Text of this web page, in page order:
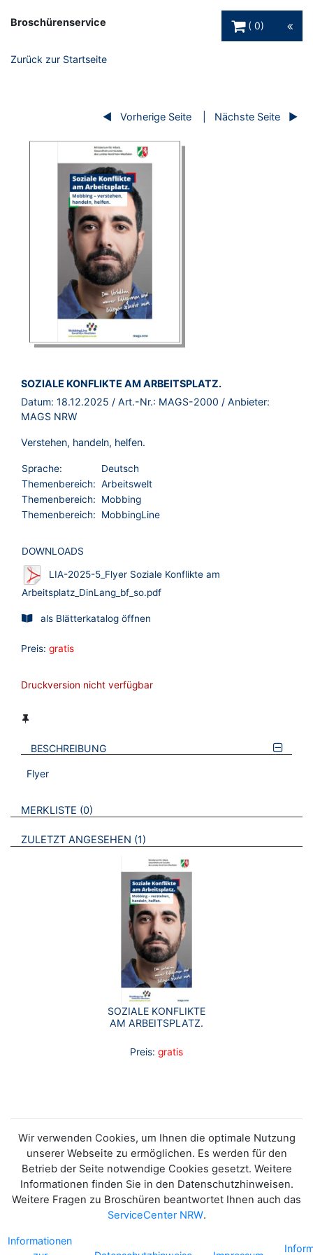
Broschürenservice
0
Zurück zur Startseite
Vorherige Seite Nächste Seite
BROSCHÜRE:
SOZIALE KONFLIKTE AM ARBEITSPLATZ.
Datum: 18.12.2025 / Art.-Nr.: MAGS-2000 / Anbieter:
MAGS NRW
Verstehen, handeln, helfen.
Sprache:
Deutsch
Themenbereich: Arbeitswelt
Themenbereich:
Mobbing
Themenbereich:
MobbingLine
DOWNLOADS
LIA-2025-5_Flyer Soziale Konflikte am
Arbeitsplatz_DinLang_bf_so.pdf
als Blätterkatalog öffnen
Preis: gratis
Druckversion nicht verfügbar
BESCHREIBUNG
Flyer
VERWEISE AUF VERMERKTE- ODER ZULETZT ANGESEHENE
MERKLISTE 0 BROSCHÜREN
ZULETZT ANGESEHEN 1 BROSCHÜREN
SOZIALE KONFLIKTE
AM ARBEITSPLATZ.
Preis: gratis
Wir verwenden Cookies, um Ihnen die optimale Nutzung
unserer Webseite zu ermöglichen. Es werden für den
Betrieb der Seite notwendige Cookies gesetzt. Weitere
Informationen finden Sie in den Datenschutzhinweisen.
Weitere Fragen zu Broschüren beantwortet Ihnen auch das
ServiceCenter NRW.
Informationen